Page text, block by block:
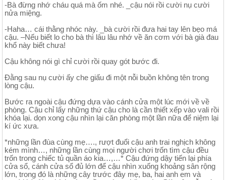
-Bà đừng nhớ cháu quá mà ốm nhé. _cậu nói rồi cười nụ cười
nửa miệng.
-Haha… cái thằng nhóc này. _bà cười rồi đưa hai tay lên bẹo má
cậu. –Nếu biết lo cho bà thì lâu lâu nhớ về ăn cơm với bà già đau
khổ này biết chưa!
Cậu không nói gì chỉ cười rồi quay gót bước đi.
Đằng sau nụ cười ấy che giấu đi một nỗi buồn không tên trong
lòng cậu.
Bước ra ngoài cậu đứng dựa vào cánh cửa một lúc mới về về
phòng. Cậu chỉ lấy những thứ cậu cho là cần thiết xếp vào vali rồi
khóa lại. dọn xong cậu nhìn lại căn phòng một lần nữa để niệm lại
kí ức xưa.
*những lần đùa cùng mẹ…., rượt đuổi cậu anh trai nghịch không
kém mình…, những lần cùng mọi người chơi trốn tìm cậu đều
trốn trong chiếc tủ quần áo kia…,…* Cậu đứng dậy tiến lại phía
cửa sổ, cánh cửa sổ đủ lớn để cậu nhìn xuống khoảng sân rộng
lớn, trong đó là những cây trước đây mẹ, ba, hai anh em và